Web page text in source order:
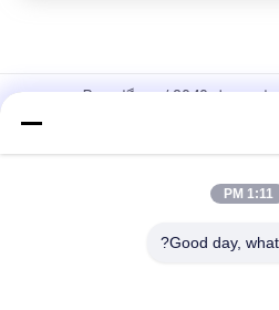
خط تولید پیشرفته SMT ، چاپگر استنسیل 3040 / دستگاه Pnp
طول کل 3.5 متر خط تولید SMT کوچک با دقت بالا 0201، BGA، IC
1:11 PM
Good day,